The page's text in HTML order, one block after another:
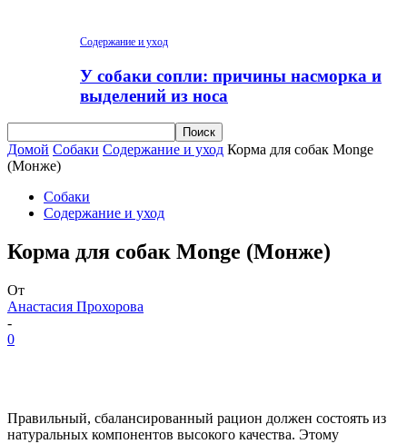
Содержание и уход
У собаки сопли: причины насморка и
выделений из носа
Домой Собаки Содержание и уход Корма для собак Monge
(Монже)
Собаки
Содержание и уход
Корма для собак Monge (Монже)
От
Анастасия Прохорова
-
0
Правильный, сбалансированный рацион должен состоять из
натуральных компонентов высокого качества. Этому